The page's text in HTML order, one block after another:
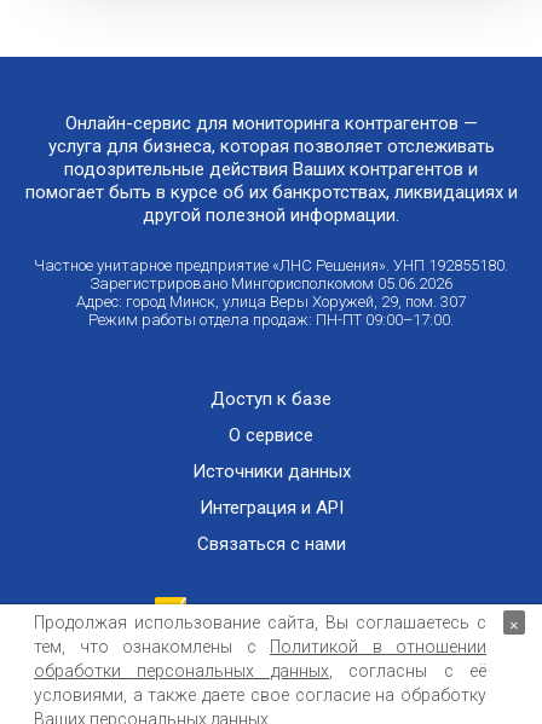
Онлайн-сервис для мониторинга контрагентов —
услуга для бизнеса, которая позволяет отслеживать
подозрительные действия Ваших контрагентов и
помогает быть в курсе об их банкротствах, ликвидациях и
другой полезной информации.
Частное унитарное предприятие «ЛНС Решения». УНП 192855180.
Зарегистрировано Мингорисполкомом 05.06.2026
Адрес: город Минск, улица Веры Хоружей, 29, пом. 307
Режим работы отдела продаж: ПН-ПТ 09:00–17:00.
Доступ к базе
О сервисе
Источники данных
Интеграция и API
Связаться с нами
Публичный договор оказания информационных услуг
ООО «Контемпорари» не несет ответственности за достоверность информации,
получаемой из открытых источников и от третьих лиц.
Продолжая использование сайта, Вы соглашаетесь с
тем, что ознакомлены с
Политикой в отношении
обработки персональных данных , согласны с её
условиями, а также даете свое согласие на обработку
Ваших персональных данных.
×